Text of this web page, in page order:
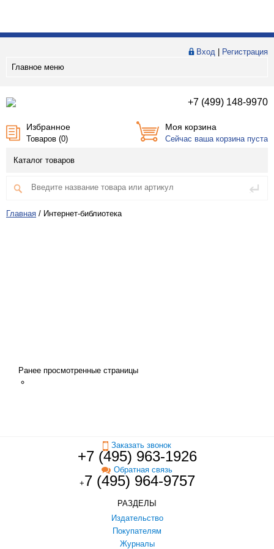
Вход
Регистрация
Главное меню
+7 (499) 148-9970
Избранное
Товаров (0)
Моя корзина
Сейчас ваша корзина пуста
Каталог товаров
Главная / Интернет-библиотека
Ранее просмотренные страницы
Заказать звонок
+7 (495) 963-1926
Обратная связь
+7 (495) 964-9757
РАЗДЕЛЫ
Издательство
Покупателям
Журналы